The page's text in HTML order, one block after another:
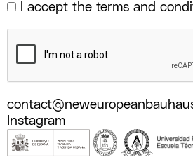
I accept the terms and
Instagram